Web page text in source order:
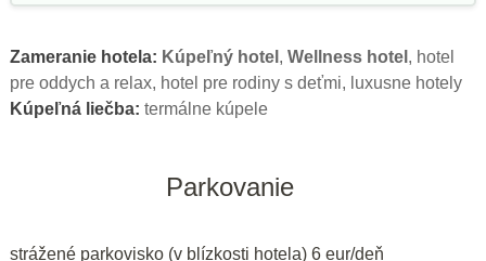
Zameranie hotela: Kúpeľný hotel , Wellness hotel , hotel
pre oddych a relax, hotel pre rodiny s deťmi, luxusne hotely
Kúpeľná liečba: termálne kúpele
Parkovanie
strážené parkovisko (v blízkosti hotela) 6 eur/deň